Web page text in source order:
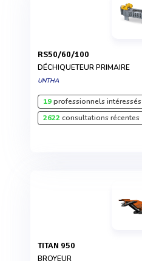
RS50/60/100
DÉCHIQUETEUR PRIMAIRE
UNTHA
19professionnels intéressés
2622consultations récentes
TITAN 950
BROYEUR